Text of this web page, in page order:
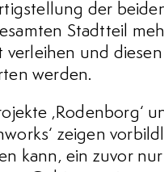
der
Stadtteil
verleihen und
werden.
‚Rodenborg‘
zeigen
kann, ein zuvor